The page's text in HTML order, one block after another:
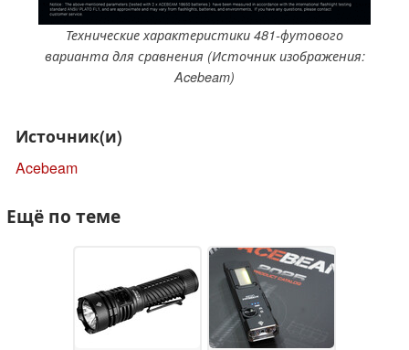
Технические характеристики 481-футового
варианта для сравнения (Источник изображения:
Acebeam)
Источник(и)
Acebeam
Ещё по теме